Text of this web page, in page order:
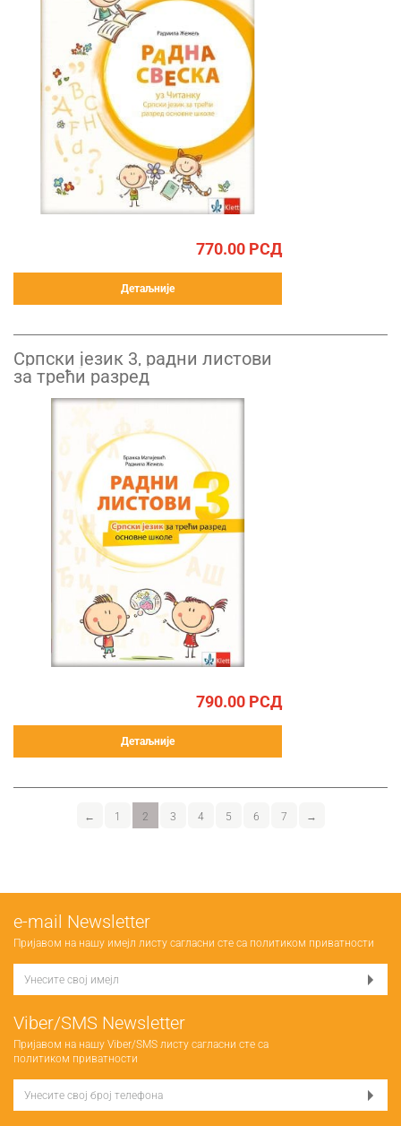
770.00 РСД
Детаљније
Српски језик 3, радни листови
за трећи разред
790.00 РСД
Детаљније
← 1 2 3 4 5 6 7 →
е-mail Newsletter
Пријавом на нашу имејл листу сагласни сте са политиком приватности
Viber/SMS Newsletter
Пријавом на нашу Viber/SMS листу сагласни сте са
политиком приватности